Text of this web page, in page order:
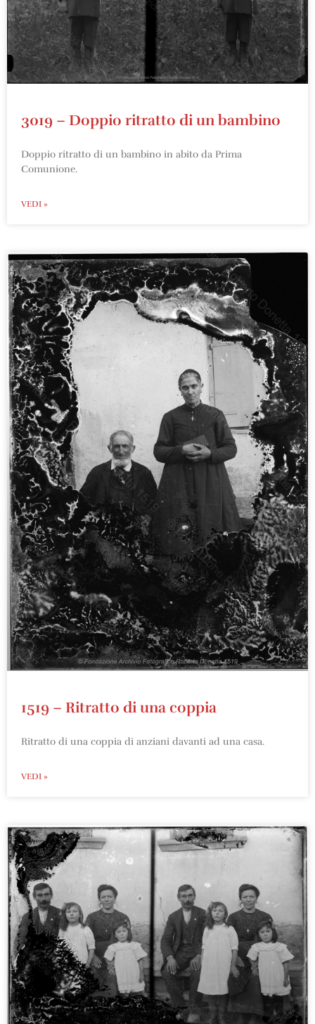
3019 – Doppio ritratto di un bambino
Doppio ritratto di un bambino in abito da Prima
Comunione.
VEDI »
1519 – Ritratto di una coppia
Ritratto di una coppia di anziani davanti ad una casa.
VEDI »